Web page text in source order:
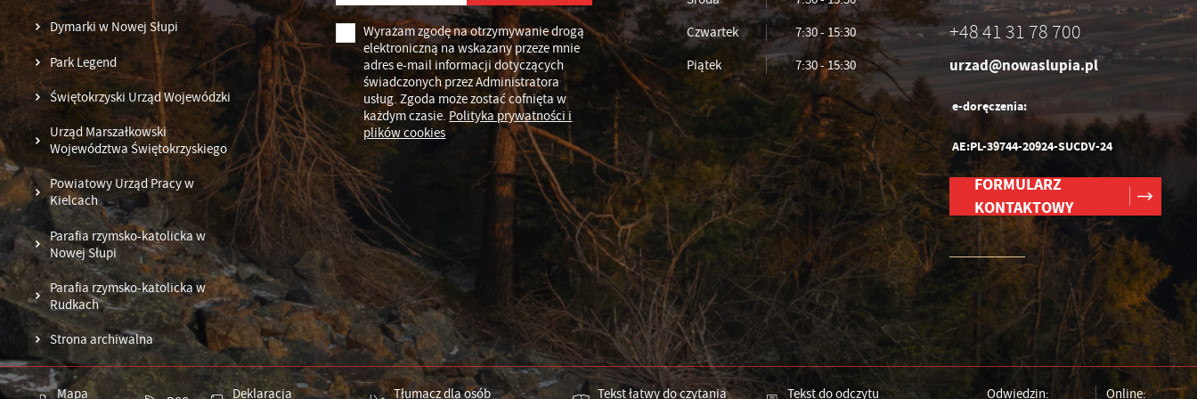
Dymarki w Nowej Słupi
Park Legend
Świętokrzyski Urząd Wojewódzki
Urząd Marszałkowski
Województwa Świętokrzyskiego
Powiatowy Urząd Pracy w
Kielcach
Parafia rzymsko-katolicka w
Nowej Słupi
Parafia rzymsko-katolicka w
Rudkach
Strona archiwalna
Wyrażam zgodę na otrzymywanie drogą
elektroniczną na wskazany przeze mnie
adres e-mail informacji dotyczących
świadczonych przez Administratora
usług. Zgoda może zostać cofnięta w
każdym czasie.Polityka prywatności i
plików cookies
Czwartek
7:30 - 15:30
Piątek
7:30 - 15:30
+48 41 31 78 700
urzad@nowaslupia.pl
e-doręczenia:
AE:PL-39744-20924-SUCDV-24
FORMULARZ
KONTAKTOWY
Mapa Deklaracja Tłumacz dla osób Tekst łatwy do czytania Tekst do odczytu Odwiedzin: Online: